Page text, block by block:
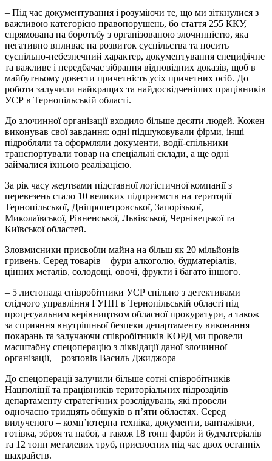
– Під час документування і розуміючи те, що ми зіткнулися з
важливою категорією правопорушень, бо стаття 255 ККУ,
спрямована на боротьбу з організованою злочинністю, яка
негативно впливає на розвиток суспільства та носить
суспільно-небезпечний характер, документування специфічне
та важливе і передбачає зібрання відповідних доказів, щоб в
майбутньому довести причетність усіх причетних осіб. До
роботи залучили найкращих та найдосвідченіших працівників
УСР в Тернопільській області.
До злочинної організації входило більше десяти людей. Кожен
виконував свої завдання: одні підшуковували фірми, інші
підробляли та оформляли документи, водії-спільники
транспортували товар на спеціальні склади, а ще одні
займалися їхньою реалізацією.
За рік часу жертвами підставної логістичної компанії з
перевезень стало 10 великих підприємств на території
Тернопільської, Дніпропетровської, Запорізької,
Миколаївської, Рівненської, Львівської, Чернівецької та
Київської областей.
Зловмисники присвоїли майна на більш як 20 мільйонів
гривень. Серед товарів – фури алкоголю, будматеріалів,
цінних металів, солодощі, овочі, фрукти і багато іншого.
– 5 листопада співробітники УСР спільно з детективами
слідчого управління ГУНП в Тернопільській області під
процесуальним керівництвом обласної прокуратури, а також
за сприяння внутрішньої безпеки департаменту виконання
покарань та залучаючи співробітників КОРД ми провели
масштабну спецоперацію з ліквідації даної злочинної
організації, – розповів Василь Джиджора
До спецоперації залучили більше сотні співробітників
Нацполіції та працівників територіальних підрозділів
департаменту стратегічних розслідувань, які провели
одночасно тридцять обшуків в п’яти областях. Серед
вилученого – комп’ютерна техніка, документи, вантажівки,
готівка, зброя та набої, а також 18 тонн фарби й будматеріалів
та 12 тонн металевих труб, присвоєних під час двох останніх
шахрайств.